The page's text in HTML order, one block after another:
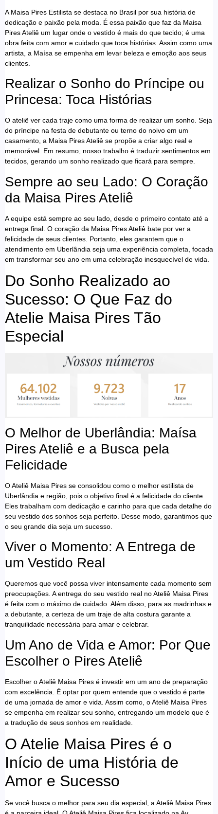
A Maisa Pires Estilista se destaca no Brasil por sua história de
dedicação e paixão pela moda. É essa paixão que faz da Maisa
Pires Ateliê um lugar onde o vestido é mais do que tecido; é uma
obra feita com amor e cuidado que toca histórias. Assim como uma
artista, a Maísa se empenha em levar beleza e emoção aos seus
clientes.
Realizar o Sonho do Príncipe ou
Princesa: Toca Histórias
O ateliê ver cada traje como uma forma de realizar um sonho. Seja
do príncipe na festa de debutante ou terno do noivo em um
casamento, a Maisa Pires Ateliê se propõe a criar algo real e
memorável. Em resumo, nosso trabalho é traduzir sentimentos em
tecidos, gerando um sonho realizado que ficará para sempre.
Sempre ao seu Lado: O Coração
da Maisa Pires Ateliê
A equipe está sempre ao seu lado, desde o primeiro contato até a
entrega final. O coração da Maisa Pires Ateliê bate por ver a
felicidade de seus clientes. Portanto, eles garantem que o
atendimento em Uberlândia seja uma experiência completa, focada
em transformar seu ano em uma celebração inesquecível de vida.
Do Sonho Realizado ao
Sucesso: O Que Faz do
Atelie Maisa Pires Tão
Especial
O Melhor de Uberlândia: Maísa
Pires Ateliê e a Busca pela
Felicidade
O Ateliê Maisa Pires se consolidou como o melhor estilista de
Uberlândia e região, pois o objetivo final é a felicidade do cliente.
Eles trabalham com dedicação e carinho para que cada detalhe do
seu vestido dos sonhos seja perfeito. Desse modo, garantimos que
o seu grande dia seja um sucesso.
Viver o Momento: A Entrega de
um Vestido Real
Queremos que você possa viver intensamente cada momento sem
preocupações. A entrega do seu vestido real no Ateliê Maisa Pires
é feita com o máximo de cuidado. Além disso, para as madrinhas e
a debutante, a certeza de um traje de alta costura garante a
tranquilidade necessária para amar e celebrar.
Um Ano de Vida e Amor: Por Que
Escolher o Pires Ateliê
Escolher o Ateliê Maisa Pires é investir em um ano de preparação
com excelência. É optar por quem entende que o vestido é parte
de uma jornada de amor e vida. Assim como, o Ateliê Maisa Pires
se empenha em realizar seu sonho, entregando um modelo que é
a tradução de seus sonhos em realidade.
O Atelie Maisa Pires é o
Início de uma História de
Amor e Sucesso
Se você busca o melhor para seu dia especial, a Ateliê Maisa Pires